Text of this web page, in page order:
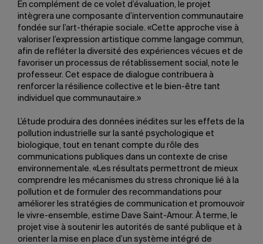
En complément de ce volet d’évaluation, le projet
intègrera une composante d’intervention communautaire
fondée sur l’art-thérapie sociale. «Cette approche vise à
valoriser l’expression artistique comme langage commun,
afin de refléter la diversité des expériences vécues et de
favoriser un processus de rétablissement social, note le
professeur. Cet espace de dialogue contribuera à
renforcer la résilience collective et le bien-être tant
individuel que communautaire.»
L’étude produira des données inédites sur les effets de la
pollution industrielle sur la santé psychologique et
biologique, tout en tenant compte du rôle des
communications publiques dans un contexte de crise
environnementale. «Les résultats permettront de mieux
comprendre les mécanismes du stress chronique lié à la
pollution et de formuler des recommandations pour
améliorer les stratégies de communication et promouvoir
le vivre-ensemble, estime Dave Saint-Amour. À terme, le
projet vise à soutenir les autorités de santé publique et à
orienter la mise en place d’un système intégré de